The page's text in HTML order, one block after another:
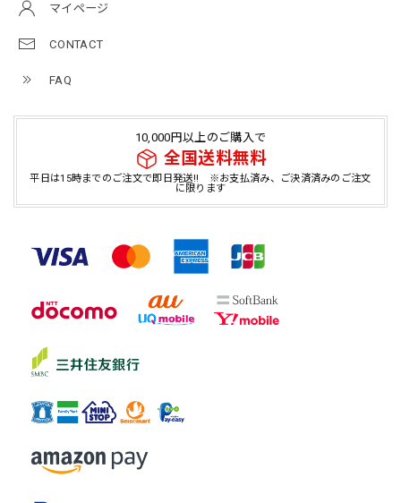
マイページ
CONTACT
FAQ
10,000円以上のご購入で
全国送料無料
平日は15時までのご注文で即日発送!! ※お支払済み、ご決済済みのご注文
に限ります